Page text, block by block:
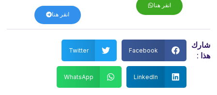
انقر هنا
انقر هنا
:
Facebook
Twitter
LinkedIn
WhatsApp